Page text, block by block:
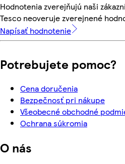
Hodnotenia zverejňujú naši
Tesco neoveruje zverejnené
Napísať hodnotenie
Potrebujete pomoc?
Cena doručenia
Bezpečnosť pri nákupe
Všeobecné obchodné
Ochrana súkromia
O nás